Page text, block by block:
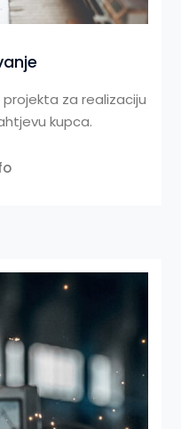
za realizaciju
kupca.